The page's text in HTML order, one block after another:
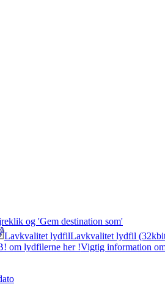
og 'Gem destination som'
Lavkvalitet lydfilLavkvalitet lydfil
om lydfilerne her !Vigtig information